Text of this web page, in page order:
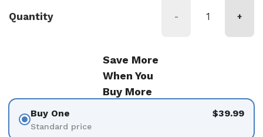
Quantity - +
Save More
When You
Buy More
Buy One
Standard price
$39.99